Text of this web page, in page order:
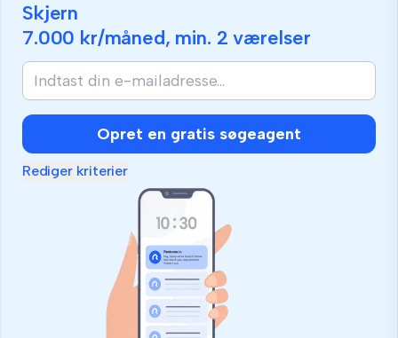
Skjern
7.000 kr/måned, min. 2 værelser
Opret en gratis søgeagent
Rediger kriterier